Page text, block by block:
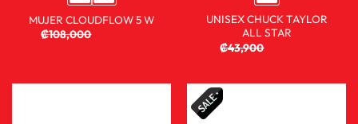
MUJER CLOUDFLOW 5 W
₡108,000
UNISEX CHUCK TAYLOR
ALL STAR
₡43,900